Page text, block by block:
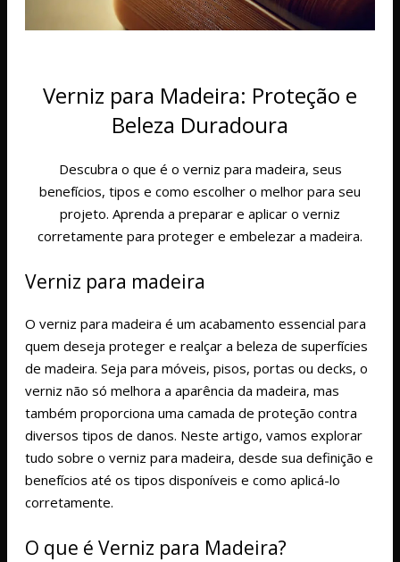
Verniz para Madeira: Proteção e
Beleza Duradoura
Descubra o que é o verniz para madeira, seus
benefícios, tipos e como escolher o melhor para seu
projeto. Aprenda a preparar e aplicar o verniz
corretamente para proteger e embelezar a madeira.
Verniz para madeira
O verniz para madeira é um acabamento essencial para
quem deseja proteger e realçar a beleza de superfícies
de madeira. Seja para móveis, pisos, portas ou decks, o
verniz não só melhora a aparência da madeira, mas
também proporciona uma camada de proteção contra
diversos tipos de danos. Neste artigo, vamos explorar
tudo sobre o verniz para madeira, desde sua definição e
benefícios até os tipos disponíveis e como aplicá-lo
corretamente.
O que é Verniz para Madeira?